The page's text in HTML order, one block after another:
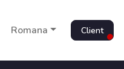
Romana Client